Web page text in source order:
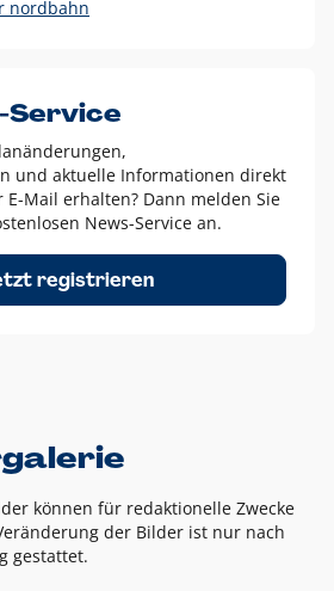
dürfen nur in Ausnahmefällen
zum Beispiel:
Fotohintergründen,
für reine Schwarz-Weiß-Umsetzungen
ein Schutzraum von jeweils einer
aus AKN in alle Richtungen
nordbahn
Service
und aktuelle Informationen direkt
E-Mail erhalten? Dann melden Sie
News-Service an.
registrieren
können für redaktionelle Zwecke
der Bilder ist nur nach
gestattet.